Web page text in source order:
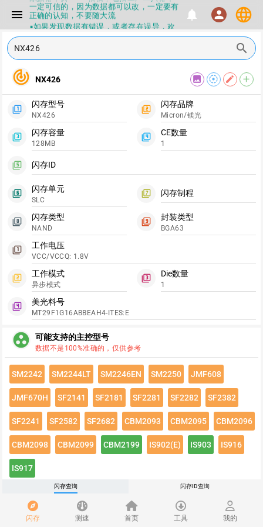
menu
一定可信的，因为数据都可以改，一定要有
正确的认知，不要随大流
▪如果发现数据有错误，或者存在误导，欢
迎积极反馈，Flashinfo尽量维护最正确的
指导性数据
▪兄弟们没事不要乱下载量产工具，过分了
下载服务会暂停一段时间才能恢复
▪Flashinfo提供的所有数据仅供参考，DIY
本来就有不确定性，任何第三方工具提供的
数据都不要100%相信，包括量产工具都不
一定可信的，因为数据都可以改，一定要有
正确的认知，不要随大流
▪如果发现数据有错误，或者存在误导，欢
迎积极反馈，Flashinfo尽量维护最正确的
指导性数据
▪Flashinfo APP更新技术规格和量产工具标
notifications person language
闪存 测速 首页 工具 我的
search
track_changes NX426 image filter_tilt_shift edit add
filter_1
闪存型号
NX426
filter_2
闪存品牌
Micron/镁光
filter_3
闪存容量
128MB
filter_4
CE数量
1
filter_5 闪存ID
filter_6
闪存单元
SLC
filter_7 闪存制程
filter_8
闪存类型
NAND
filter_9
封装类型
BGA63
filter_1
工作电压
VCC/VCCQ: 1.8V
filter_2
工作模式
异步模式
filter_3
Die数量
1
filter_4
美光料号
MT29F1G16ABBEAH4-ITES:E
group_work 可能支持的主控型号
数据不是100%准确的，仅供参考
SM2242 SM2244LT SM2246EN SM2250 JMF608
JMF670H SF2141 SF2181 SF2281 SF2282 SF2382
SF2241 SF2582 SF2682 CBM2093 CBM2095 CBM2096
CBM2098 CBM2099 CBM2199 IS902(E) IS903 IS916
IS917
点击绿色按钮有惊喜哦~
闪存速度
闪存查询 闪存ID查询